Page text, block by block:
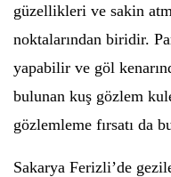
güzellikleri ve sakin
noktalarından biridir.
yapabilir ve göl
bulunan kuş gözlem
gözlemleme fırsatı da
Sakarya Ferizli’de